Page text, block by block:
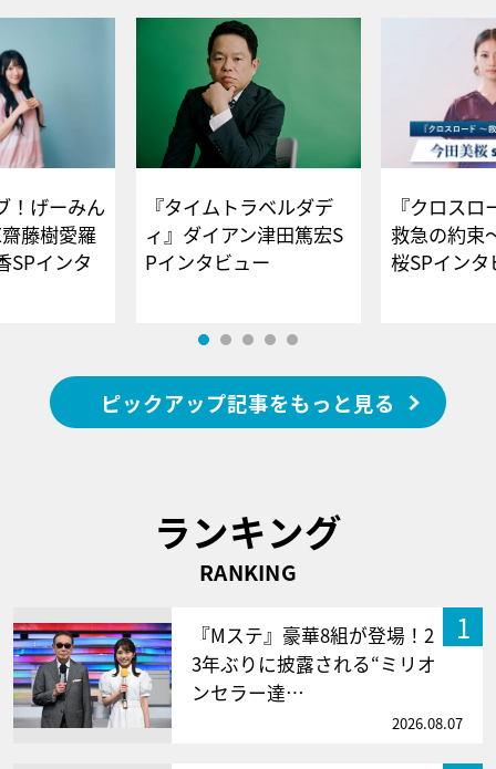
！げーみん
藤樹愛羅
SPインタ
『タイムトラベルダデ
ィ』ダイアン津田篤宏S
Pインタビュー
『クロス
救急の約束
桜SPイ
ピックアップ記事をもっと見る
ランキング
RANKING
1
『Mステ』豪華8組が登場！2
3年ぶりに披露される“ミリオ
ンセラー達…
2026.08.07